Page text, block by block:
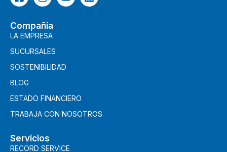
Compañia
LA EMPRESA
SUCURSALES
SOSTENIBILIDAD
BLOG
ESTADO FINANCIERO
TRABAJA CON NOSOTROS
Servicios
RECORD SERVICE